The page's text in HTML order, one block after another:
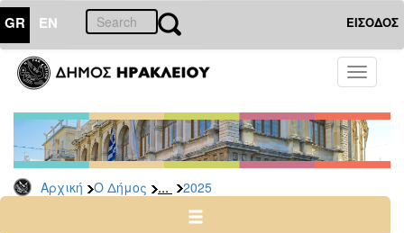
GR EN ΕΙΣΟΔΟΣ
Toggle
Αρχική Ο Δήμος ... 2025
ΔΗΜΟΣ
Δελτία
Τύπου
Αρχείο
2026